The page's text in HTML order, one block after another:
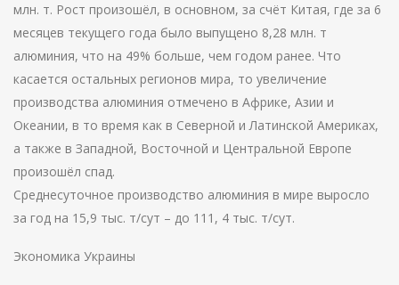
млн. т. Рост произошёл, в основном, за счёт Китая, где за 6
месяцев текущего года было выпущено 8,28 млн. т
алюминия, что на 49% больше, чем годом ранее. Что
касается остальных регионов мира, то увеличение
производства алюминия отмечено в Африке, Азии и
Океании, в то время как в Северной и Латинской Америках,
а также в Западной, Восточной и Центральной Европе
произошёл спад.
Среднесуточное производство алюминия в мире выросло
за год на 15,9 тыс. т/сут – до 111, 4 тыс. т/сут.
Экономика Украины